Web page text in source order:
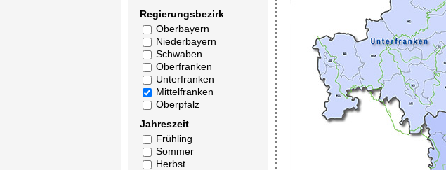
Regierungsbezirk
Oberbayern
Niederbayern
Schwaben
Oberfranken
Unterfranken
Mittelfranken
Oberpfalz
Jahreszeit
Frühling
Sommer
Herbst